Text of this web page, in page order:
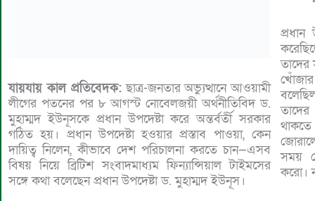
যায়যায় কাল প্রতিবেদক: ছাত্র-জনতার অভ্যুত্থানে আওয়ামী
লীগের পতনের পর ৮ আগস্ট নোবেলজয়ী অর্থনীতিবিদ ড.
মুহাম্মদ ইউনূসকে প্রধান উপদেষ্টা করে অন্তর্বর্তী সরকার
গঠিত হয়। প্রধান উপদেষ্টা হওয়ার প্রস্তাব পাওয়া, কেন
দায়িত্ব নিলেন, কীভাবে দেশ পরিচালনা করতে চান—এসব
বিষয় নিয়ে ব্রিটিশ সংবাদমাধ্যম ফিন্যান্সিয়াল টাইমসের
সঙ্গে কথা বলেছেন প্রধান উপদেষ্টা ড. মুহাম্মদ ইউনূস।
প্রধান
তাদের
সময়
করো।